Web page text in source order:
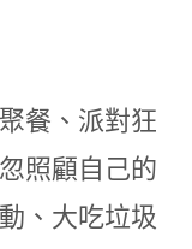
餐、派對狂
照顧自己的
、大吃垃圾